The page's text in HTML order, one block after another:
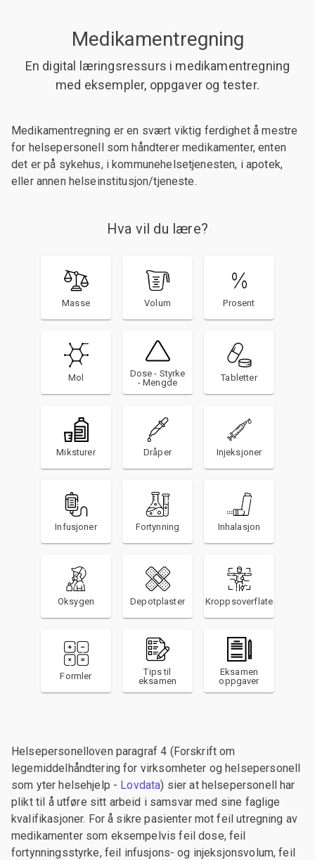
Medikamentregning
En digital læringsressurs i medikamentregning
med eksempler, oppgaver og tester.
Medikamentregning er en svært viktig ferdighet å mestre
for helsepersonell som håndterer medikamenter, enten
det er på sykehus, i kommunehelsetjenesten, i apotek,
eller annen helseinstitusjon/tjeneste.
Hva vil du lære?
Masse Volum Prosent
Mol
Dose - Styrke
- Mengde
Tabletter
Miksturer Dråper Injeksjoner
Infusjoner Fortynning Inhalasjon
Oksygen Depotplaster Kroppsoverflate
Formler
Tips til
eksamen
Eksamen
oppgaver
Helsepersonelloven paragraf 4 (Forskrift om
legemiddelhåndtering for virksomheter og helsepersonell
som yter helsehjelp - Lovdata) sier at helsepersonell har
plikt til å utføre sitt arbeid i samsvar med sine faglige
kvalifikasjoner. For å sikre pasienter mot feil utregning av
medikamenter som eksempelvis feil dose, feil
fortynningsstyrke, feil infusjons- og injeksjonsvolum, feil